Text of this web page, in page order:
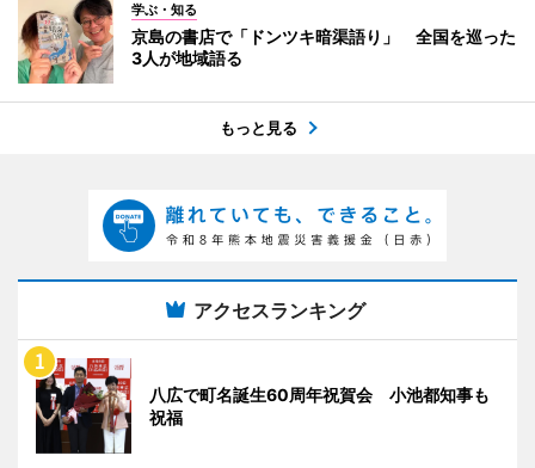
学ぶ・知る
京島の書店で「ドンツキ暗渠語り」 全国を巡った
3人が地域語る
もっと見る
アクセスランキング
八広で町名誕生60周年祝賀会 小池都知事も
祝福